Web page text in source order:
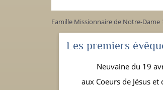
Famille Missionnaire de Notre-Dame
Les premiers
Neuvaine du 19
aux Coeurs de Jésus